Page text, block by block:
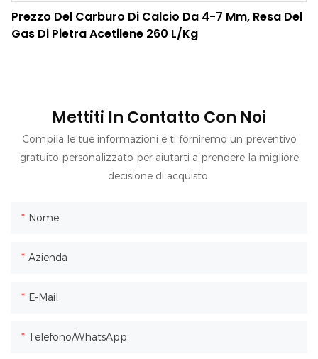
Prezzo Del Carburo Di Calcio Da 4-7 Mm, Resa Del
Gas Di Pietra Acetilene 260 L/kg
Mettiti In Contatto Con Noi
Compila le tue informazioni e ti forniremo un preventivo
gratuito personalizzato per aiutarti a prendere la migliore
decisione di acquisto.
Nome
Azienda
E-Mail
Telefono/WhatsApp